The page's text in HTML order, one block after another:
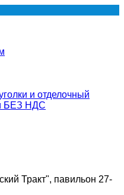
и отделочный
БЕЗ НДС
Тракт", павильон 27-